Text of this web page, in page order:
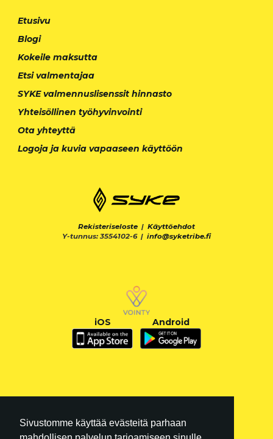
Sivustomme käyttää evästeitä parhaan
Etusivu
Blogi
Kokeile maksutta
Etsi valmentajaa
SYKE valmennuslisenssit hinnasto
Yhteisöllinen työhyvinvointi
Ota yhteyttä
Logoja ja kuvia vapaaseen käyttöön
Rekisteriseloste | Käyttöehdot
Y-tunnus: 3554102-6 | info@syketribe.fi
iOS Android